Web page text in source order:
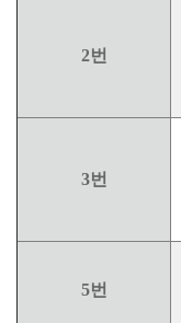
2번
3번
5번